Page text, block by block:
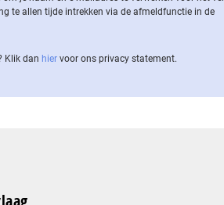
te allen tijde intrekken via de af­meld­func­tie in de
Klik dan hier voor ons privacy statement.